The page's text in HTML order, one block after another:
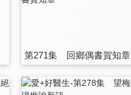
第271集 回鄉偶書賀知章